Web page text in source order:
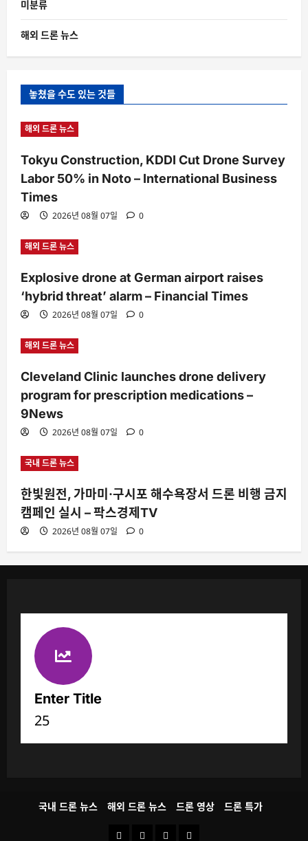
미분류
해외 드론 뉴스
놓쳤을 수도 있는 것들
해외 드론 뉴스
Tokyu Construction, KDDI Cut Drone Survey
Labor 50% in Noto – International Business
Times
2026년 08월 07일 0
해외 드론 뉴스
Explosive drone at German airport raises
‘hybrid threat’ alarm – Financial Times
2026년 08월 07일 0
해외 드론 뉴스
Cleveland Clinic launches drone delivery
program for prescription medications –
9News
2026년 08월 07일 0
국내 드론 뉴스
한빛원전, 가마미·구시포 해수욕장서 드론 비행 금지
캠페인 실시 – 팍스경제TV
2026년 08월 07일 0
Enter Title
25
국내 드론 뉴스 해외 드론 뉴스 드론 영상 드론 특가
국 해 드 드